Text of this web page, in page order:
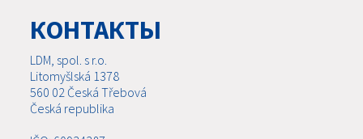
КОНТАКТЫ
LDM, spol. s r.o.
Litomyšlská 1378
560 02 Česká Třebová
Česká republika